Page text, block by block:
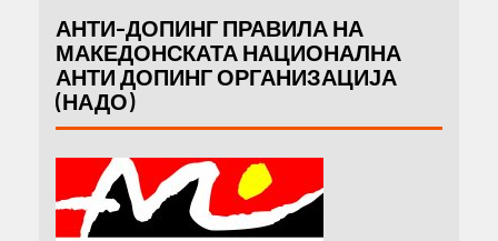
АНТИ-ДОПИНГ ПРАВИЛА НА
МАКЕДОНСКАТА НАЦИОНАЛНА
АНТИ ДОПИНГ ОРГАНИЗАЦИЈА
(НАДО)